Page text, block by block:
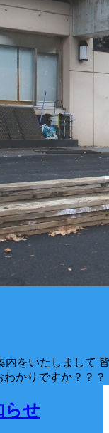
をいたしまして
かりですか？？
らせ